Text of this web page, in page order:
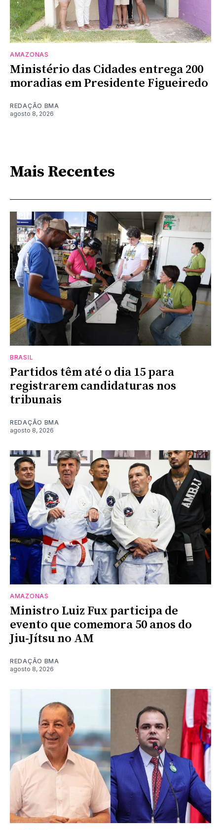
AMAZONAS
Ministério das Cidades entrega 200
moradias em Presidente Figueiredo
REDAÇÃO BMA
agosto 8, 2026
Mais Recentes
BRASIL
Partidos têm até o dia 15 para
registrarem candidaturas nos
tribunais
REDAÇÃO BMA
agosto 8, 2026
AMAZONAS
Ministro Luiz Fux participa de
evento que comemora 50 anos do
Jiu-Jítsu no AM
REDAÇÃO BMA
agosto 8, 2026